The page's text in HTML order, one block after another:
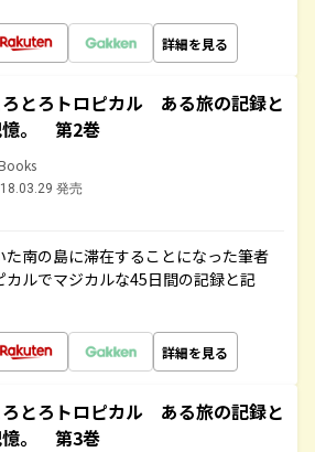
詳細を見る
ろとろトロピカル ある旅の記録と
。 第2巻
発売
た南の島に滞在することになった筆者
ルでマジカルな45日間の記録と記
詳細を見る
ろとろトロピカル ある旅の記録と
。 第3巻